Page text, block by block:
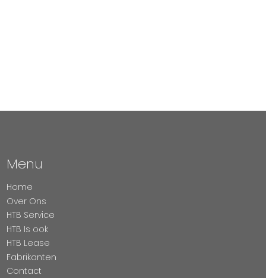
Menu
Home
Over Ons
HTB Service
HTB Is ook
HTB Lease
Fabrikanten
Contact